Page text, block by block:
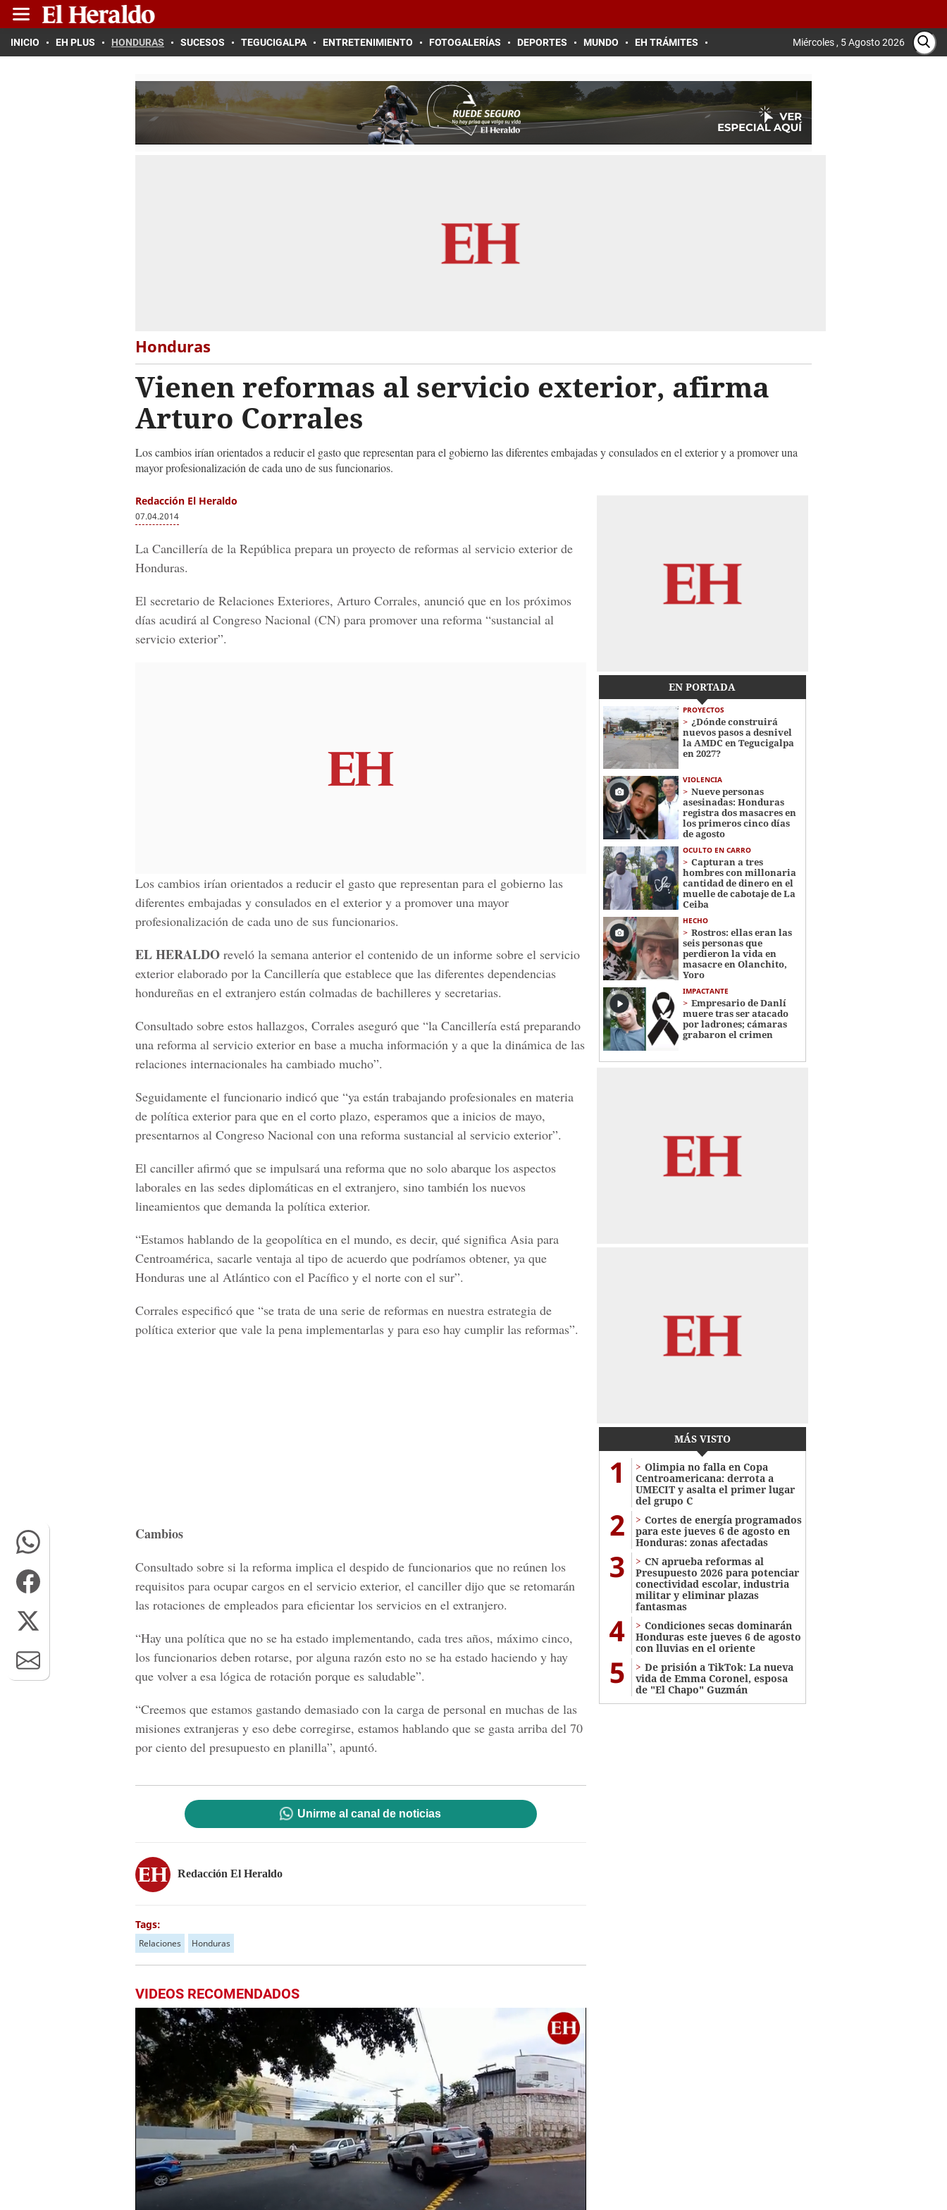
INICIO EH PLUS HONDURAS SUCESOS TEGUCIGALPA ENTRETENIMIENTO FOTOGALERÍAS DEPORTES MUNDO EH TRÁMITES Miércoles , 5 Agosto 2026
Honduras
Vienen reformas al servicio exterior, afirma
Arturo Corrales
Los cambios irían orientados a reducir el gasto que representan para el gobierno las diferentes embajadas y consulados en el exterior y a promover una
mayor profesionalización de cada uno de sus funcionarios.
Redacción El Heraldo
07.04.2014
La Cancillería de la República prepara un proyecto de reformas al servicio exterior de
Honduras.
El secretario de Relaciones Exteriores, Arturo Corrales, anunció que en los próximos
días acudirá al Congreso Nacional (CN) para promover una reforma “sustancial al
servicio exterior”.
Los cambios irían orientados a reducir el gasto que representan para el gobierno las
diferentes embajadas y consulados en el exterior y a promover una mayor
profesionalización de cada uno de sus funcionarios.
EL HERALDO reveló la semana anterior el contenido de un informe sobre el servicio
exterior elaborado por la Cancillería que establece que las diferentes dependencias
hondureñas en el extranjero están colmadas de bachilleres y secretarias.
Consultado sobre estos hallazgos, Corrales aseguró que “la Cancillería está preparando
una reforma al servicio exterior en base a mucha información y a que la dinámica de las
relaciones internacionales ha cambiado mucho”.
Seguidamente el funcionario indicó que “ya están trabajando profesionales en materia
de política exterior para que en el corto plazo, esperamos que a inicios de mayo,
presentarnos al Congreso Nacional con una reforma sustancial al servicio exterior”.
El canciller afirmó que se impulsará una reforma que no solo abarque los aspectos
laborales en las sedes diplomáticas en el extranjero, sino también los nuevos
lineamientos que demanda la política exterior.
“Estamos hablando de la geopolítica en el mundo, es decir, qué significa Asia para
Centroamérica, sacarle ventaja al tipo de acuerdo que podríamos obtener, ya que
Honduras une al Atlántico con el Pacífico y el norte con el sur”.
Corrales especificó que “se trata de una serie de reformas en nuestra estrategia de
política exterior que vale la pena implementarlas y para eso hay cumplir las reformas”.
Cambios
Consultado sobre si la reforma implica el despido de funcionarios que no reúnen los
requisitos para ocupar cargos en el servicio exterior, el canciller dijo que se retomarán
las rotaciones de empleados para eficientar los servicios en el extranjero.
“Hay una política que no se ha estado implementando, cada tres años, máximo cinco,
los funcionarios deben rotarse, por alguna razón esto no se ha estado haciendo y hay
que volver a esa lógica de rotación porque es saludable”.
“Creemos que estamos gastando demasiado con la carga de personal en muchas de las
misiones extranjeras y eso debe corregirse, estamos hablando que se gasta arriba del 70
por ciento del presupuesto en planilla”, apuntó.
Unirme al canal de noticias
Redacción El Heraldo
Tags:
Relaciones Honduras
VIDEOS RECOMENDADOS
EN PORTADA
PROYECTOS
¿Dónde construirá
nuevos pasos a desnivel
la AMDC en Tegucigalpa
en 2027?
VIOLENCIA
Nueve personas
asesinadas: Honduras
registra dos masacres en
los primeros cinco días
de agosto
OCULTO EN CARRO
Capturan a tres
hombres con millonaria
cantidad de dinero en el
muelle de cabotaje de La
Ceiba
HECHO
Rostros: ellas eran las
seis personas que
perdieron la vida en
masacre en Olanchito,
Yoro
IMPACTANTE
Empresario de Danlí
muere tras ser atacado
por ladrones; cámaras
grabaron el crimen
MÁS VISTO
1
Olimpia no falla en Copa
Centroamericana: derrota a
UMECIT y asalta el primer lugar
del grupo C
2
Cortes de energía programados
para este jueves 6 de agosto en
Honduras: zonas afectadas
3
CN aprueba reformas al
Presupuesto 2026 para potenciar
conectividad escolar, industria
militar y eliminar plazas
fantasmas
4
Condiciones secas dominarán
Honduras este jueves 6 de agosto
con lluvias en el oriente
5
De prisión a TikTok: La nueva
vida de Emma Coronel, esposa
de "El Chapo" Guzmán